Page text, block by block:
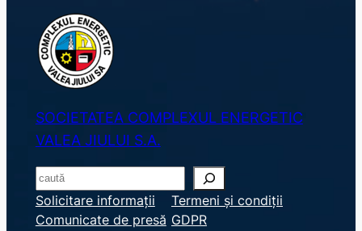
SOCIETATEA COMPLEXUL ENERGETIC
VALEA JIULUI S.A.
S
e
a
Solicitare informații
Comunicate de presă
Termeni și condiții
GDPR